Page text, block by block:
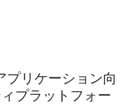
リケーション向
プラットフォー